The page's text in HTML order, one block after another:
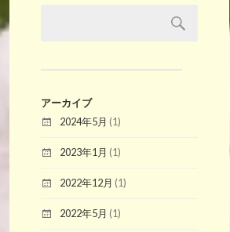
アーカイブ
2024年5月 (1)
2023年1月 (1)
2022年12月 (1)
2022年5月 (1)